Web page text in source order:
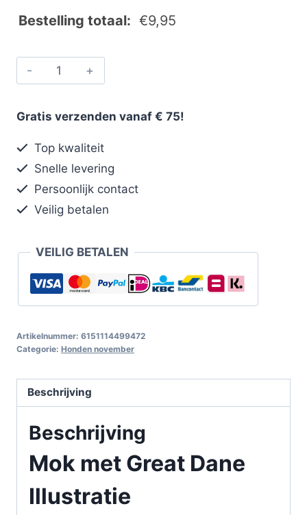
Bestelling totaal: €9,95
Gratis verzenden vanaf € 75!
Top kwaliteit
Snelle levering
Persoonlijk contact
Veilig betalen
VEILIG BETALEN
Artikelnummer: 6151114499472
Categorie: Honden november
Beschrijving
Beschrijving
Mok met Great Dane
Illustratie